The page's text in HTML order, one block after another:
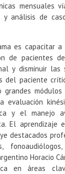
mensuales
y análisis de
es capacitar
de pacientes
y disminuir las
del paciente
evaluación
y el manejo
El aprendizaje
destacados
Horacio
en áreas